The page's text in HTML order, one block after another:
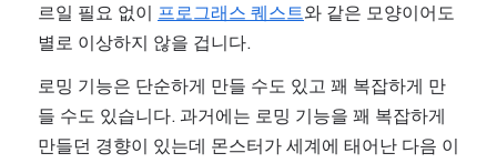
르일 필요 없이 프로그래스 퀘스트와 같은 모양이어도
별로 이상하지 않을 겁니다.
로밍 기능은 단순하게 만들 수도 있고 꽤 복잡하게 만
들 수도 있습니다. 과거에는 로밍 기능을 꽤 복잡하게
만들던 경향이 있는데 몬스터가 세계에 태어난 다음 이